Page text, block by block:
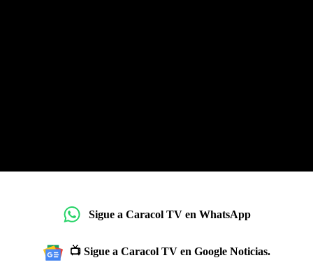
Sigue a Caracol TV en WhatsApp
📺 Sigue a Caracol TV en Google Noticias.